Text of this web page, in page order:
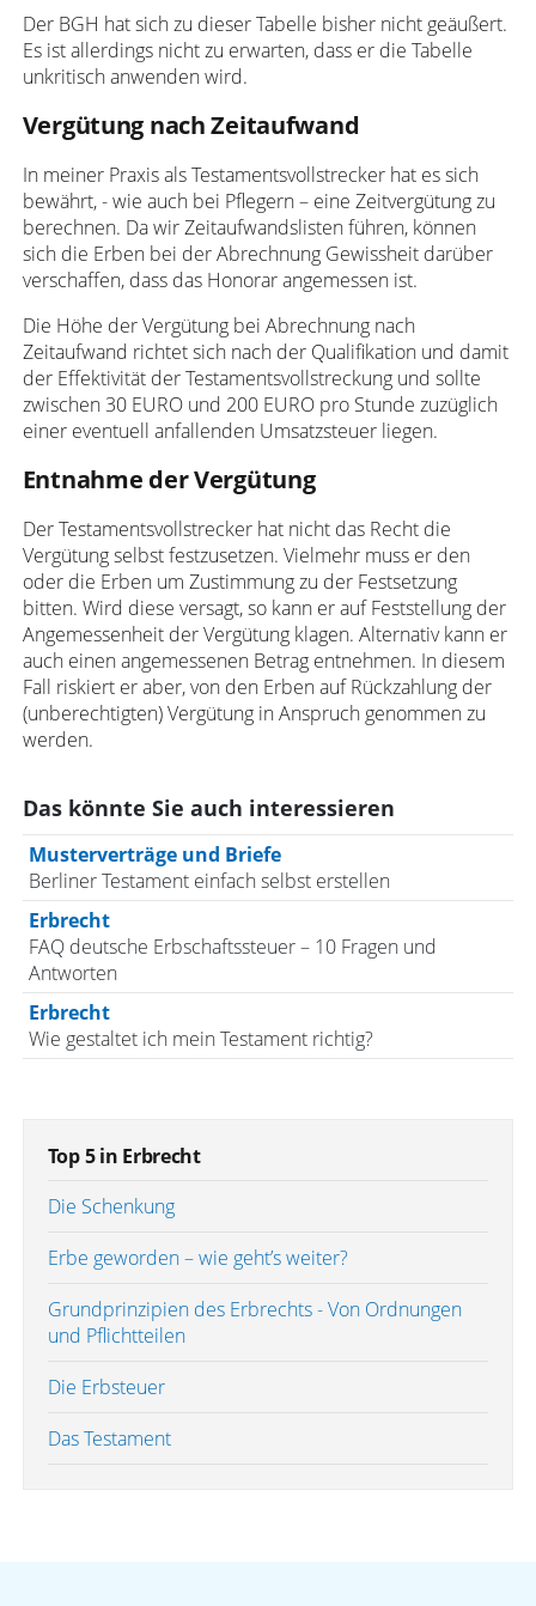
Der BGH hat sich zu dieser Tabelle bisher nicht geäußert.
Es ist allerdings nicht zu erwarten, dass er die Tabelle
unkritisch anwenden wird.
Vergütung nach Zeitaufwand
In meiner Praxis als Testamentsvollstrecker hat es sich
bewährt, - wie auch bei Pflegern – eine Zeitvergütung zu
berechnen. Da wir Zeitaufwandslisten führen, können
sich die Erben bei der Abrechnung Gewissheit darüber
verschaffen, dass das Honorar angemessen ist.
Die Höhe der Vergütung bei Abrechnung nach
Zeitaufwand richtet sich nach der Qualifikation und damit
der Effektivität der Testamentsvollstreckung und sollte
zwischen 30 EURO und 200 EURO pro Stunde zuzüglich
einer eventuell anfallenden Umsatzsteuer liegen.
Entnahme der Vergütung
Der Testamentsvollstrecker hat nicht das Recht die
Vergütung selbst festzusetzen. Vielmehr muss er den
oder die Erben um Zustimmung zu der Festsetzung
bitten. Wird diese versagt, so kann er auf Feststellung der
Angemessenheit der Vergütung klagen. Alternativ kann er
auch einen angemessenen Betrag entnehmen. In diesem
Fall riskiert er aber, von den Erben auf Rückzahlung der
(unberechtigten) Vergütung in Anspruch genommen zu
werden.
Das könnte Sie auch interessieren
Musterverträge und Briefe
Berliner Testament einfach selbst erstellen
Erbrecht
FAQ deutsche Erbschaftssteuer – 10 Fragen und
Antworten
Erbrecht
Wie gestaltet ich mein Testament richtig?
Top 5 in Erbrecht
Die Schenkung
Erbe geworden – wie geht’s weiter?
Grundprinzipien des Erbrechts - Von Ordnungen
und Pflichtteilen
Die Erbsteuer
Das Testament